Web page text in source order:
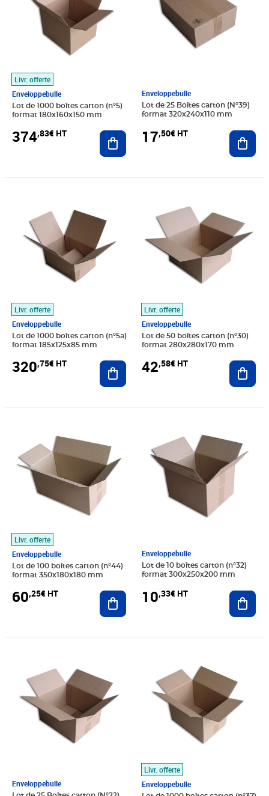
Livr. offerte
Enveloppebulle
Lot de 1000 boîtes carton (n°5)
format 180x160x150 mm
374,83€ HT Ajouter au panier
Enveloppebulle
Lot de 25 Boîtes carton (N°39)
format 320x240x110 mm
17,50€ HT
Livr. offerte
Enveloppebulle
Lot de 1000 boîtes carton (n°5a)
format 185x125x85 mm
320,75€ HT Ajouter au panier
Livr. offerte
Enveloppebulle
Lot de 50 boîtes carton (n°30)
format 280x280x170 mm
42,58€ HT
Livr. offerte
Enveloppebulle
Lot de 100 boîtes carton (n°44)
format 350x180x180 mm
60,25€ HT Ajouter au panier
Enveloppebulle
Lot de 10 boîtes carton (n°32)
format 300x250x200 mm
10,33€ HT
Enveloppebulle
Livr. offerte
Enveloppebulle